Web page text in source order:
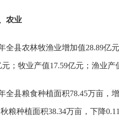
农业
全县农林牧渔业增加值28.89亿
元；牧业产值17.59亿元；渔业
全县粮食种植面积78.45万亩，
粮种植面积38.34万亩，下降